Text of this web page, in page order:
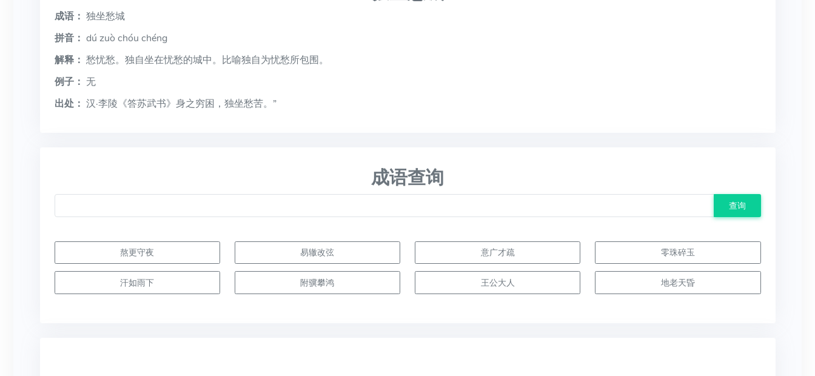
成语： 独坐愁城
拼音： dú zuò chóu chéng
解释： 愁忧愁。独自坐在忧愁的城中。比喻独自为忧愁所包围。
例子： 无
出处： 汉·李陵《答苏武书》身之穷困，独坐愁苦。”
成语查询
查询
熬更守夜 易辙改弦 意广才疏 零珠碎玉
汗如雨下 附骥攀鸿 王公大人 地老天昏